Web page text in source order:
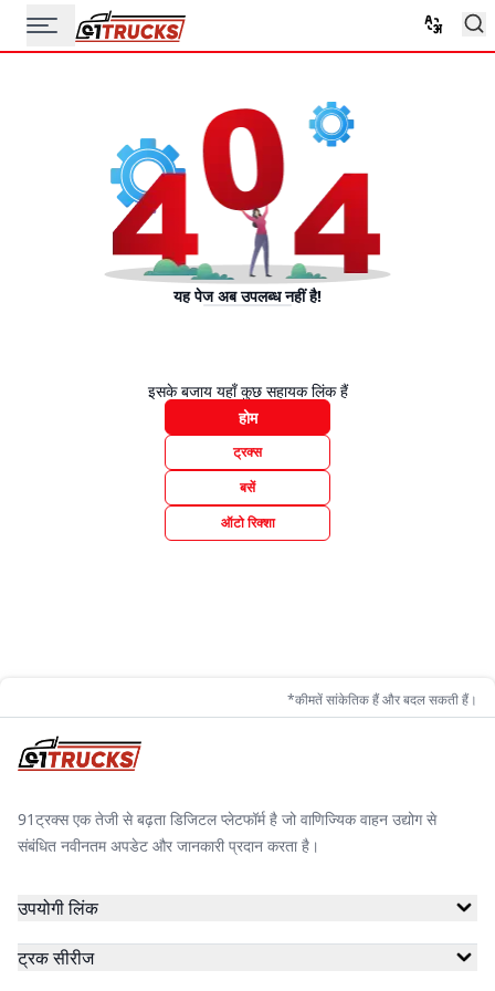
यह पेज अब उपलब्ध नहीं है!
इसके बजाय यहाँ कुछ सहायक लिंक हैं
होम
ट्रक्स
बसें
ऑटो रिक्शा
*कीमतें सांकेतिक हैं और बदल सकती हैं।
91ट्रक्स एक तेजी से बढ़ता डिजिटल प्लेटफॉर्म है जो वाणिज्यिक वाहन उद्योग से
संबंधित नवीनतम अपडेट और जानकारी प्रदान करता है।
उपयोगी लिंक
ट्रक सीरीज